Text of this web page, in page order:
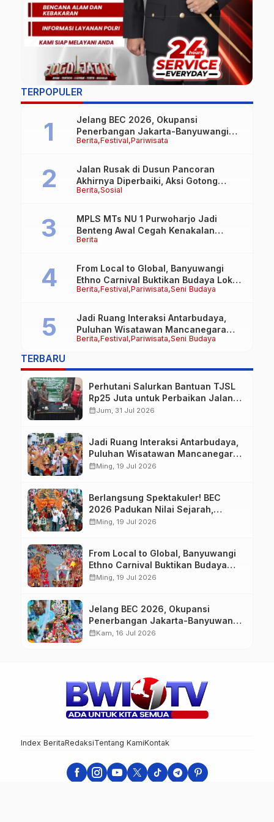
TERPOPULER
Berita Festival Pariwisata
Jelang BEC 2026, Okupansi
Penerbangan Jakarta-Banyuwangi
Tembus 90 Persen
Berita Sosial
Jalan Rusak di Dusun Pancoran
Akhirnya Diperbaiki, Aksi Gotong
Royong FRB dan Laskar Bali Shanti Jet
Berita
MPLS MTs NU 1 Purwoharjo Jadi
Benteng Awal Cegah Kenakalan
Remaja, Polsek Purwoharjo Tanamkan
Berita Festival Pariwisata Seni Budaya
From Local to Global, Banyuwangi
Ethno Carnival Buktikan Budaya Lokal
Mampu Mendunia
Berita Festival Pariwisata Seni Budaya
Jadi Ruang Interaksi Antarbudaya,
Puluhan Wisatawan Mancanegara
Meriahkan BEC 2026
TERBARU
Perhutani Salurkan Bantuan TJSL
Rp25 Juta untuk Perbaikan Jalan
Warga Sekitar Hutan di
calendar_monthJum, 31 Jul 2026
Jadi Ruang Interaksi Antarbudaya,
Puluhan Wisatawan Mancanegara
Meriahkan BEC 2026
calendar_monthMing, 19 Jul 2026
Berlangsung Spektakuler! BEC
2026 Padukan Nilai Sejarah,
Budaya, dan Fashion Berkelas
calendar_monthMing, 19 Jul 2026
From Local to Global, Banyuwangi
Ethno Carnival Buktikan Budaya
Lokal Mampu Mendunia
calendar_monthMing, 19 Jul 2026
Jelang BEC 2026, Okupansi
Penerbangan Jakarta-Banyuwangi
Tembus 90 Persen
calendar_monthKam, 16 Jul 2026
Index BeritaRedaksiTentang KamiKontak